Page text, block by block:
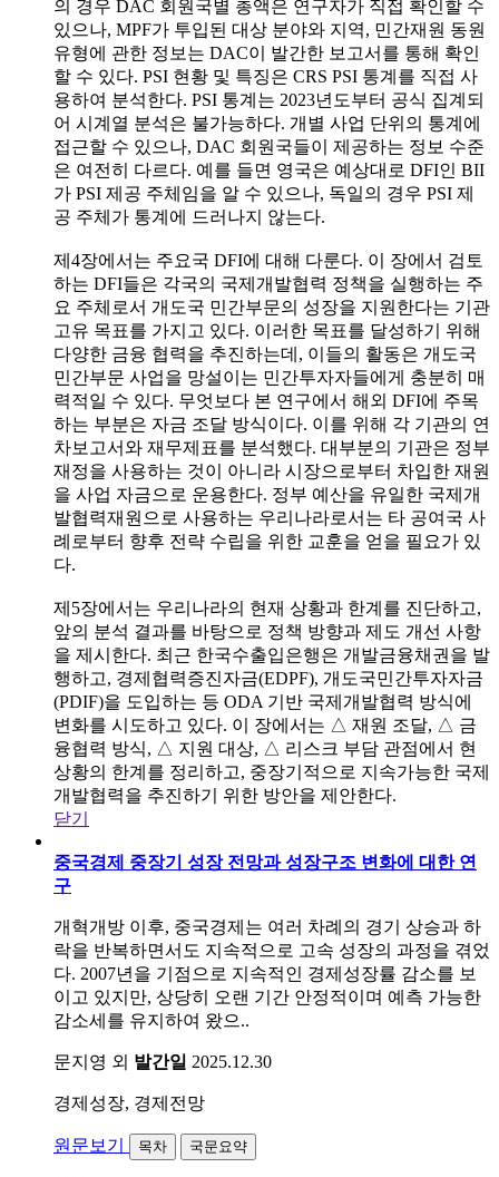
의 경우 DAC 회원국별 총액은 연구자가 직접 확인할 수
있으나, MPF가 투입된 대상 분야와 지역, 민간재원 동원
유형에 관한 정보는 DAC이 발간한 보고서를 통해 확인
할 수 있다. PSI 현황 및 특징은 CRS PSI 통계를 직접 사
용하여 분석한다. PSI 통계는 2023년도부터 공식 집계되
어 시계열 분석은 불가능하다. 개별 사업 단위의 통계에
접근할 수 있으나, DAC 회원국들이 제공하는 정보 수준
은 여전히 다르다. 예를 들면 영국은 예상대로 DFI인 BII
가 PSI 제공 주체임을 알 수 있으나, 독일의 경우 PSI 제
공 주체가 통계에 드러나지 않는다.
제4장에서는 주요국 DFI에 대해 다룬다. 이 장에서 검토
하는 DFI들은 각국의 국제개발협력 정책을 실행하는 주
요 주체로서 개도국 민간부문의 성장을 지원한다는 기관
고유 목표를 가지고 있다. 이러한 목표를 달성하기 위해
다양한 금융 협력을 추진하는데, 이들의 활동은 개도국
민간부문 사업을 망설이는 민간투자자들에게 충분히 매
력적일 수 있다. 무엇보다 본 연구에서 해외 DFI에 주목
하는 부분은 자금 조달 방식이다. 이를 위해 각 기관의 연
차보고서와 재무제표를 분석했다. 대부분의 기관은 정부
재정을 사용하는 것이 아니라 시장으로부터 차입한 재원
을 사업 자금으로 운용한다. 정부 예산을 유일한 국제개
발협력재원으로 사용하는 우리나라로서는 타 공여국 사
례로부터 향후 전략 수립을 위한 교훈을 얻을 필요가 있
다.
제5장에서는 우리나라의 현재 상황과 한계를 진단하고,
앞의 분석 결과를 바탕으로 정책 방향과 제도 개선 사항
을 제시한다. 최근 한국수출입은행은 개발금융채권을 발
행하고, 경제협력증진자금(EDPF), 개도국민간투자자금
(PDIF)을 도입하는 등 ODA 기반 국제개발협력 방식에
변화를 시도하고 있다. 이 장에서는 △ 재원 조달, △ 금
융협력 방식, △ 지원 대상, △ 리스크 부담 관점에서 현
상황의 한계를 정리하고, 중장기적으로 지속가능한 국제
개발협력을 추진하기 위한 방안을 제안한다.
닫기
중국경제 중장기 성장 전망과 성장구조 변화에 대한 연
구
개혁개방 이후, 중국경제는 여러 차례의 경기 상승과 하
락을 반복하면서도 지속적으로 고속 성장의 과정을 겪었
다. 2007년을 기점으로 지속적인 경제성장률 감소를 보
이고 있지만, 상당히 오랜 기간 안정적이며 예측 가능한
감소세를 유지하여 왔으..
문지영 외 발간일 2025.12.30
경제성장, 경제전망
원문보기 목차 국문요약